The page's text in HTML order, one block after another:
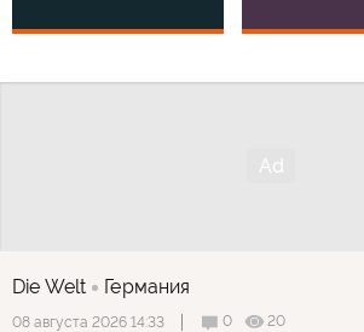
Die Welt Германия
08 августа 2026 14:33 0
20